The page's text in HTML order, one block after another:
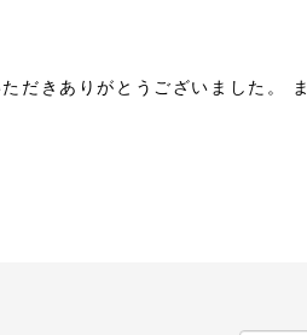
だきありがとうございました。